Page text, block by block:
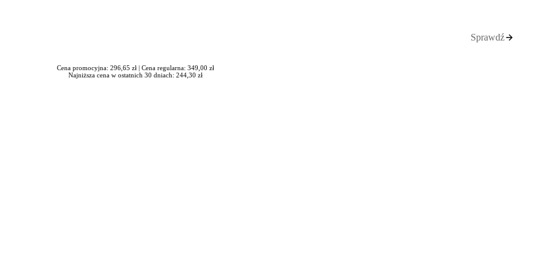
Sprawdź
Cena promocyjna: 296,65 zł | Cena regularna: 349,00 zł
Najniższa cena w ostatnich 30 dniach: 244,30 zł